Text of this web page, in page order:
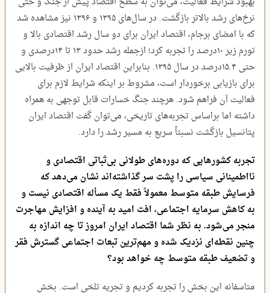
نرخ‌های رشد بالاتر بازگشت. در سال‌های ۱۳۹۵ و ۱۳۹۶ نیز مشاهده شد
که با امضای برجام، اقتصاد ایران برای دو سال رشد اقتصادی بالا و
تورم زیر ۱۰درصد را تجربه کرد؛ ازجمله رشد حدود ۱۳ تا ۱۴درصدی و
حتی ۱۵.۴درصد در سال ۱۳۹۵. بنابراین اقتصاد ایران از ظرفیت بالایی
برای بازیابی برخوردار است، مشروط بر اینکه شرایط لازم برای
فعالیت آن فراهم شود. هرچند جنگ خسارات قابل توجهی به همراه
داشته اما براساس تجربه‌های تاریخی، می‌توان گفت اقتصاد ایران
پتانسیل بازگشت نسبتاً سریع به مسیر رشد را دارد.
تجربه کشورهایی که دوره‌های طولانی بی‌ثباتی اقتصادی و
نااطمینانی سیاسی را پشت سر گذاشته‌اند نشان می‌دهد که
فرسایش طبقه متوسط معمولاً فقط یک مسأله اقتصادی نیست و
به کاهش سرمایه اجتماعی، افت امید به آینده و افزایش مهاجرت
منجر می‌شود. به نظر شما اقتصاد ایران امروز تا چه اندازه به
چنین نقطه‌ای نزدیک شده و مهم‌ترین تبعات اجتماعی گسترش فقر
و تضعیف طبقه متوسط چه خواهد بود؟
متاسفانه این بخش را تجربه کردیم و تجریه تلخی است. بخش